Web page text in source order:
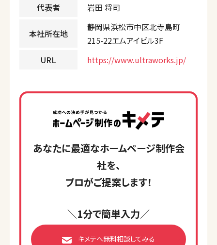
代表者
岩田 将司
本社所在地
静岡県浜松市中区北寺島町
215-22エムアイビル3F
URL
https://www.ultraworks.jp/
あなたに最適なホームページ制作会
社を、
プロがご提案します！
＼1分で簡単入力／
キメテへ無料相談してみる